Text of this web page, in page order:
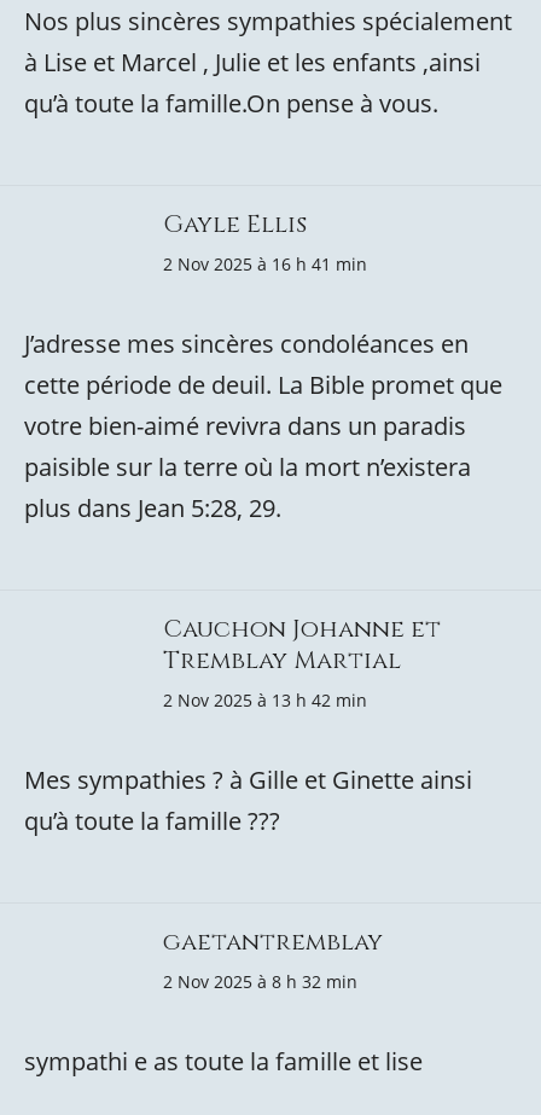
Nos plus sincères sympathies spécialement
à Lise et Marcel , Julie et les enfants ,ainsi
qu’à toute la famille.On pense à vous.
Gayle Ellis
2 Nov 2025 à 16 h 41 min
J’adresse mes sincères condoléances en
cette période de deuil. La Bible promet que
votre bien-aimé revivra dans un paradis
paisible sur la terre où la mort n’existera
plus dans Jean 5:28, 29.
Cauchon Johanne et
Tremblay Martial
2 Nov 2025 à 13 h 42 min
Mes sympathies ? à Gille et Ginette ainsi
qu’à toute la famille ?️?️?
gaetantremblay
2 Nov 2025 à 8 h 32 min
sympathi e as toute la famille et lise